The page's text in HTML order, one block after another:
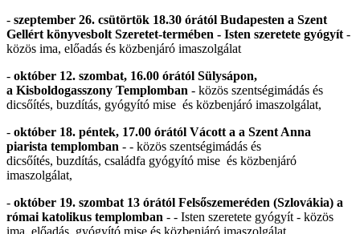
- szeptember 26. csütörtök 18.30 órától Budapesten a Szent
Gellért könyvesbolt Szeretet-termében - Isten szeretete gyógyít -
közös ima, előadás és közbenjáró imaszolgálat
- október 12. szombat, 16.00 órától Sülysápon,
a Kisboldogasszony Templomban - közös szentségimádás és
dicsőítés, buzdítás, gyógyító mise és közbenjáró imaszolgálat,
- október 18. péntek, 17.00 órától Vácott a a Szent Anna
piarista templomban - - közös szentségimádás és
dicsőítés, buzdítás, családfa gyógyító mise és közbenjáró
imaszolgálat,
- október 19. szombat 13 órától Felsőszemeréden (Szlovákia) a
római katolikus templomban - - Isten szeretete gyógyít - közös
ima, előadás, gyógyító mise és közbenjáró imaszolgálat